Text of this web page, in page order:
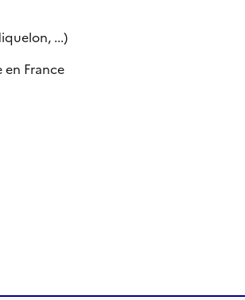
...)
France